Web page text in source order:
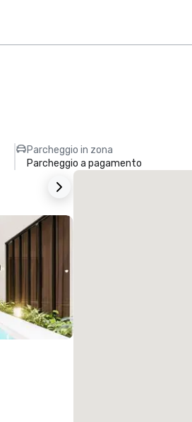
Parcheggio in zona
Parcheggio a pagamento